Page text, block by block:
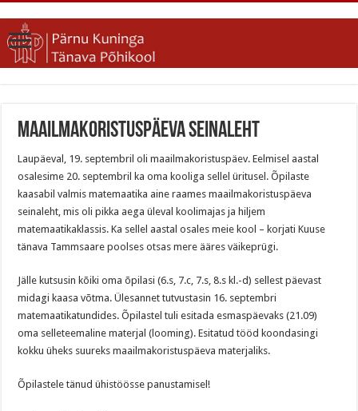
Maailmakoristuspäeva seinaleht
Laupäeval, 19. septembril oli maailmakoristuspäev. Eelmisel aastal
osalesime 20. septembril ka oma kooliga sellel üritusel. Õpilaste
kaasabil valmis matemaatika aine raames maailmakoristuspäeva
seinaleht, mis oli pikka aega üleval koolimajas ja hiljem
matemaatikaklassis. Ka sellel aastal osales meie kool – korjati Kuuse
tänava Tammsaare poolses otsas mere ääres väikeprügi.
Jälle kutsusin kõiki oma õpilasi (6.s, 7.c, 7.s, 8.s kl.-d) sellest päevast
midagi kaasa võtma. Ülesannet tutvustasin 16. septembri
matemaatikatundides. Õpilastel tuli esitada esmaspäevaks (21.09)
oma selleteemaline materjal (looming). Esitatud tööd koondasingi
kokku üheks suureks maailmakoristuspäeva materjaliks.
Õpilastele tänud ühistöösse panustamisel!